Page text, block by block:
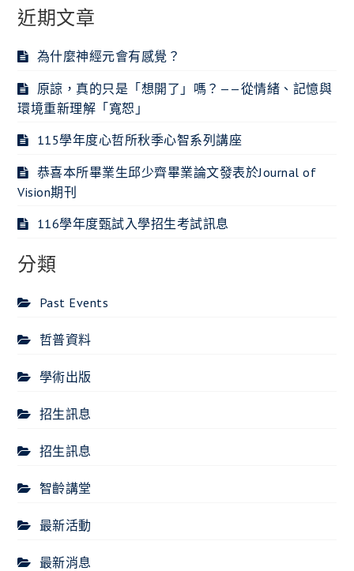
近期文章
為什麼神經元會有感覺？
原諒，真的只是「想開了」嗎？——從情緒、記憶與
環境重新理解「寬恕」
115學年度心哲所秋季心智系列講座
恭喜本所畢業生邱少齊畢業論文發表於Journal of
Vision期刊
116學年度甄試入學招生考試訊息
分類
Past Events
哲普資料
學術出版
招生訊息
招生訊息
智齡講堂
最新活動
最新消息